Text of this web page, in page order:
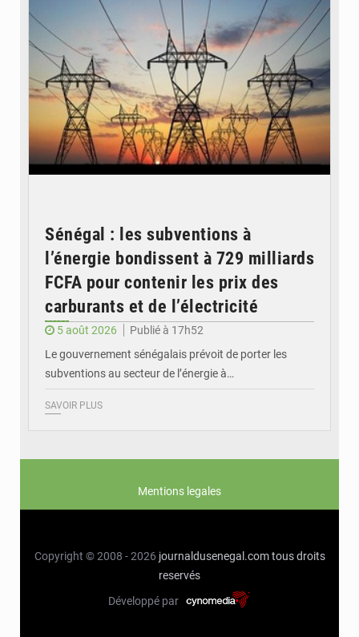
Sénégal : les subventions à
l’énergie bondissent à 729 milliards
FCFA pour contenir les prix des
carburants et de l’électricité
5 août 2026
Publié à 17h52
Le gouvernement sénégalais prévoit de porter les
subventions au secteur de l’énergie à…
SAVOIR PLUS
Mentions legales
Copyright © 2008 - 2026 journaldusenegal.com tous droits
reservés
Développé par